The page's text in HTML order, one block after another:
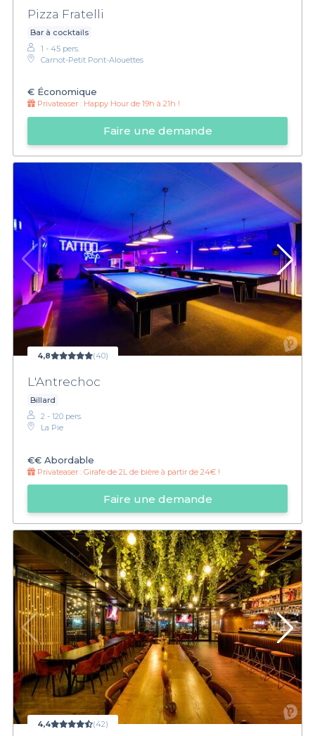
Pizza Fratelli
Bar à cocktails
1 - 45 pers.
Carnot-Petit Pont-Alouettes
€ Économique
Privateaser : Happy Hour de 19h à 21h !
Faire une demande
4,8 (40)
L'Antrechoc
Billard
2 - 120 pers.
La Pie
€€ Abordable
Privateaser : Girafe de 2L de bière à partir de 24€ !
Faire une demande
4,4 (42)